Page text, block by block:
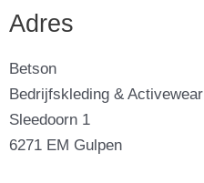
Adres
Betson
Bedrijfskleding & Activewear
Sleedoorn 1
6271 EM Gulpen